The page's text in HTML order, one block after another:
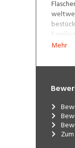
in den
Sie auf:
Mehr